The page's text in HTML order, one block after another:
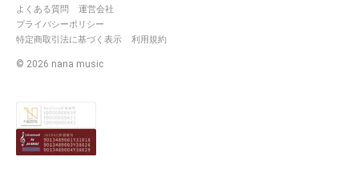
よくある質問
運営会社
プライバシーポリシー
特定商取引法に基づく表示
利用規約
© 2026 nana music